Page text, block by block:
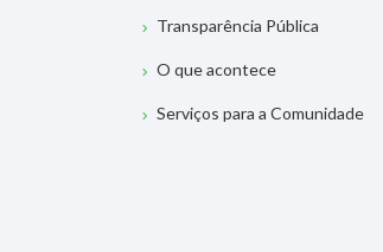
Transparência Pública
O que acontece
Serviços para a Comunidade